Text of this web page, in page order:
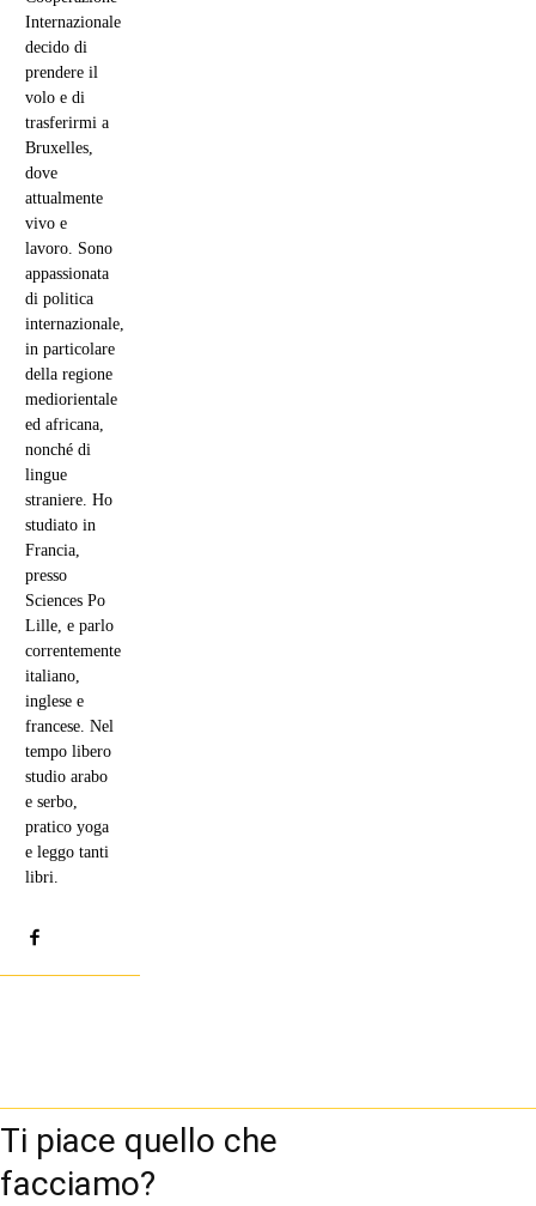
Internazionale
decido di
prendere il
volo e di
trasferirmi a
Bruxelles,
dove
attualmente
vivo e
lavoro. Sono
appassionata
di politica
internazionale,
in particolare
della regione
mediorientale
ed africana,
nonché di
lingue
straniere. Ho
studiato in
Francia,
presso
Sciences Po
Lille, e parlo
correntemente
italiano,
inglese e
francese. Nel
tempo libero
studio arabo
e serbo,
pratico yoga
e leggo tanti
libri.
Ti piace quello che
facciamo?